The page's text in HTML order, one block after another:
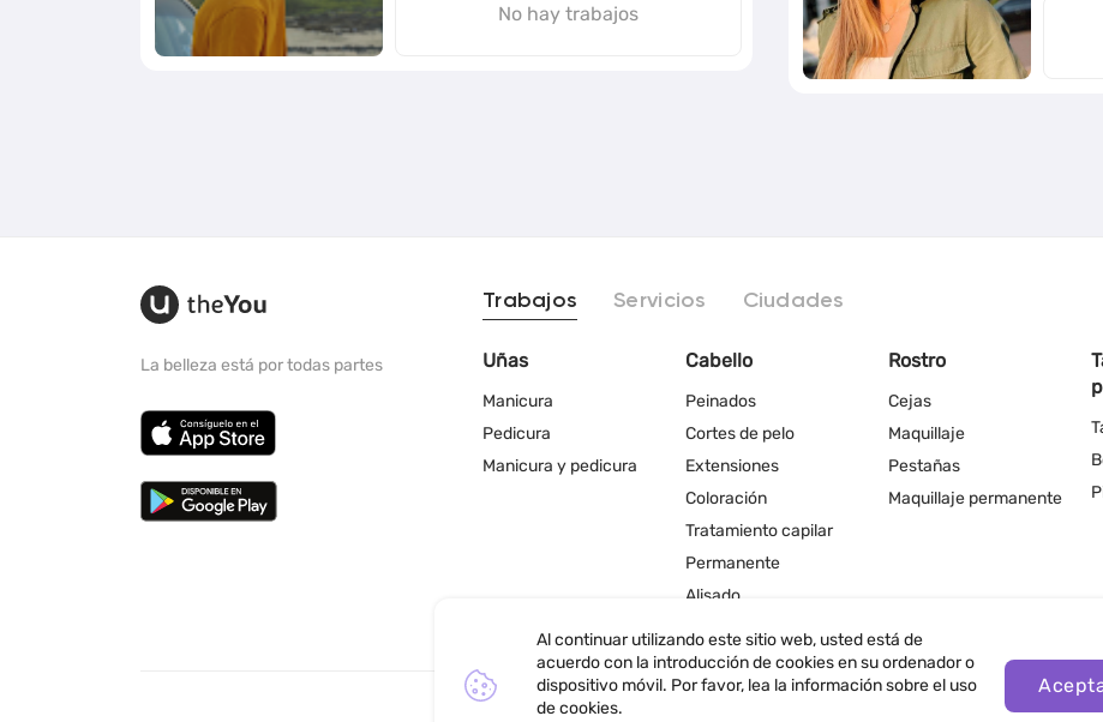
No hay trabajos
La belleza está por todas partes
Trabajos Servicios Ciudades
Uñas
Manicura
Pedicura
Manicura y pedicura
Cabello
Peinados
Cortes de pelo
Extensiones
Coloración
Tratamiento capilar
Permanente
Alisado
Rostro
Cejas
Maquillaje
Pestañas
Maquillaje permanente
Al continuar utilizando este sitio web, usted está de
acuerdo con la introducción de cookies en su ordenador o
dispositivo móvil. Por favor, lea la información sobre el uso
de cookies.